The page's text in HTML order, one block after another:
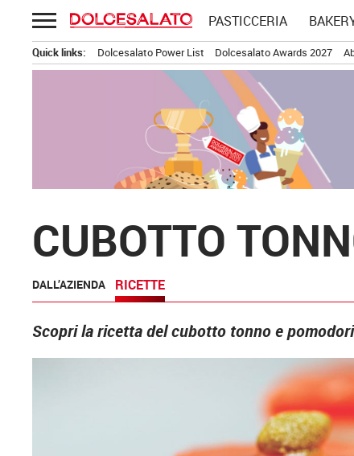
Passa
al
contenuto
PASTICCERIA
Quick links: Dolcesalato Power List Dolcesalato Awards 2027
CUBOTTO
DALL’AZIENDA RICETTE
Scopri la ricetta del cubotto tonno e